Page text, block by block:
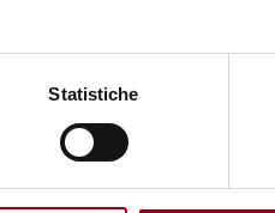
Statistiche